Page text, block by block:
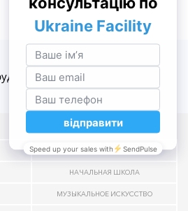
ХИМИЯ
НАЧАЛЬНАЯ ШКОЛА
МУЗЫКАЛЬНОЕ ИСКУССТВО